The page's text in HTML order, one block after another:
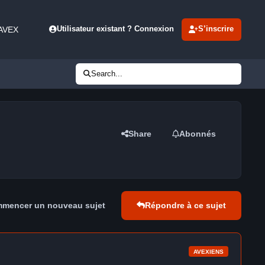
Utilisateur existant ? Connexion S’inscrire
Search...
Share Abonnés
un nouveau sujet Répondre à ce sujet
AVEXIENS